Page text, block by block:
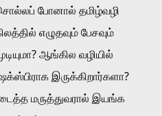
போனால் தமிழ்வழி
எழுதவும் பேசவும்
ஆங்கில வழியில்
இருக்கிறார்களா?
மருத்துவரால் இயங்க